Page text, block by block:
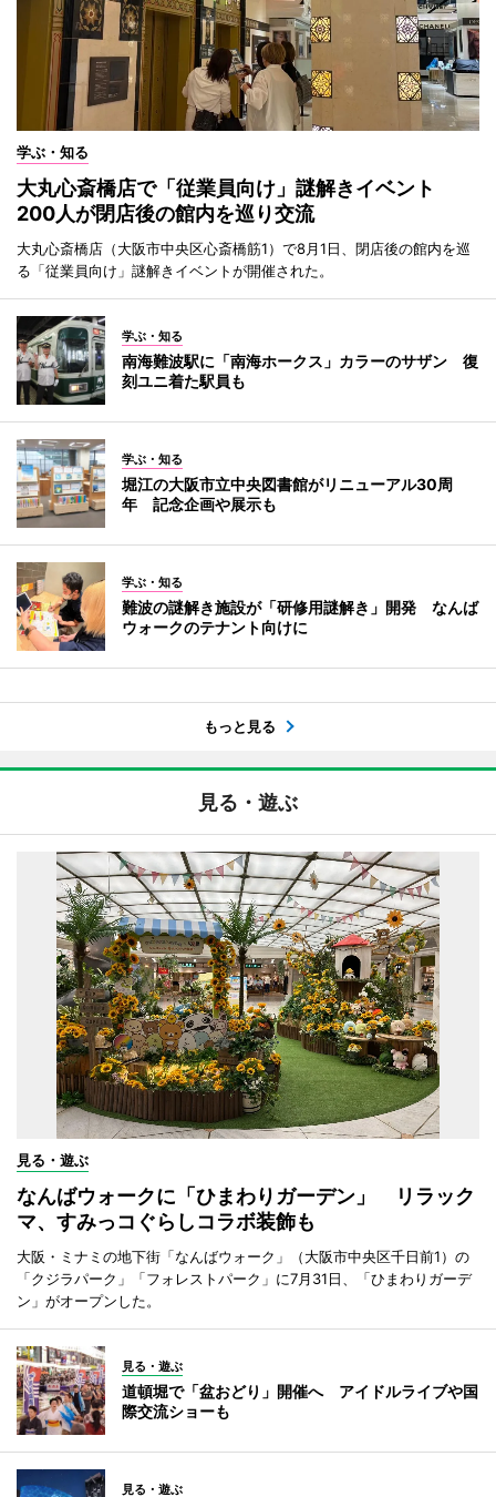
学ぶ・知る
大丸心斎橋店で「従業員向け」謎解きイベント
200人が閉店後の館内を巡り交流
大丸心斎橋店（大阪市中央区心斎橋筋1）で8月1日、閉店後の館内を巡
る「従業員向け」謎解きイベントが開催された。
学ぶ・知る
南海難波駅に「南海ホークス」カラーのサザン 復
刻ユニ着た駅員も
学ぶ・知る
堀江の大阪市立中央図書館がリニューアル30周
年 記念企画や展示も
学ぶ・知る
難波の謎解き施設が「研修用謎解き」開発 なんば
ウォークのテナント向けに
もっと見る
見る・遊ぶ
見る・遊ぶ
なんばウォークに「ひまわりガーデン」 リラック
マ、すみっコぐらしコラボ装飾も
大阪・ミナミの地下街「なんばウォーク」（大阪市中央区千日前1）の
「クジラパーク」「フォレストパーク」に7月31日、「ひまわりガーデ
ン」がオープンした。
見る・遊ぶ
道頓堀で「盆おどり」開催へ アイドルライブや国
際交流ショーも
見る・遊ぶ